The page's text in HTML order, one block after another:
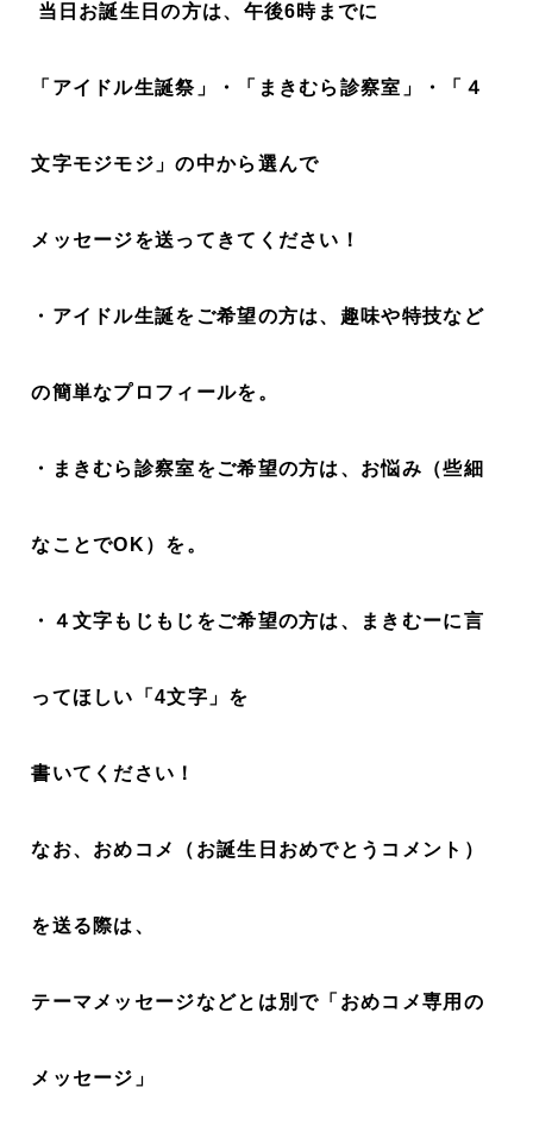
当日お誕生日の方は、午後6時までに
「アイドル生誕祭」・「まきむら診察室」・「４
文字モジモジ」の中から選んで
メッセージを送ってきてください！
・アイドル生誕をご希望の方は、趣味や特技など
の簡単なプロフィールを。
・まきむら診察室をご希望の方は、お悩み（些細
なことでOK）を。
・４文字もじもじをご希望の方は、まきむーに言
ってほしい「4文字」を
書いてください！
なお、おめコメ（お誕生日おめでとうコメント）
を送る際は、
テーマメッセージなどとは別で「おめコメ専用の
メッセージ」